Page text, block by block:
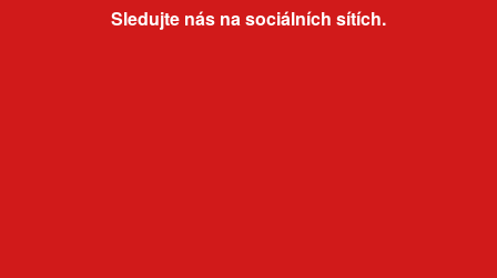
Sledujte nás na sociálních sítích.